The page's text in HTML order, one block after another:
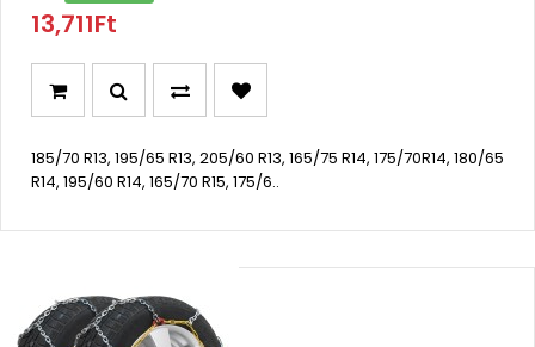
13,711Ft
185/70 R13, 195/65 R13, 205/60 R13, 165/75 R14, 175/70R14, 180/65
R14, 195/60 R14, 165/70 R15, 175/6..